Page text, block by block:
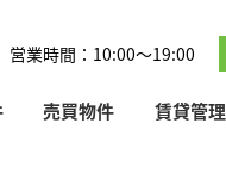
営業時間：10:00～19:00
売買物件 賃貸管理